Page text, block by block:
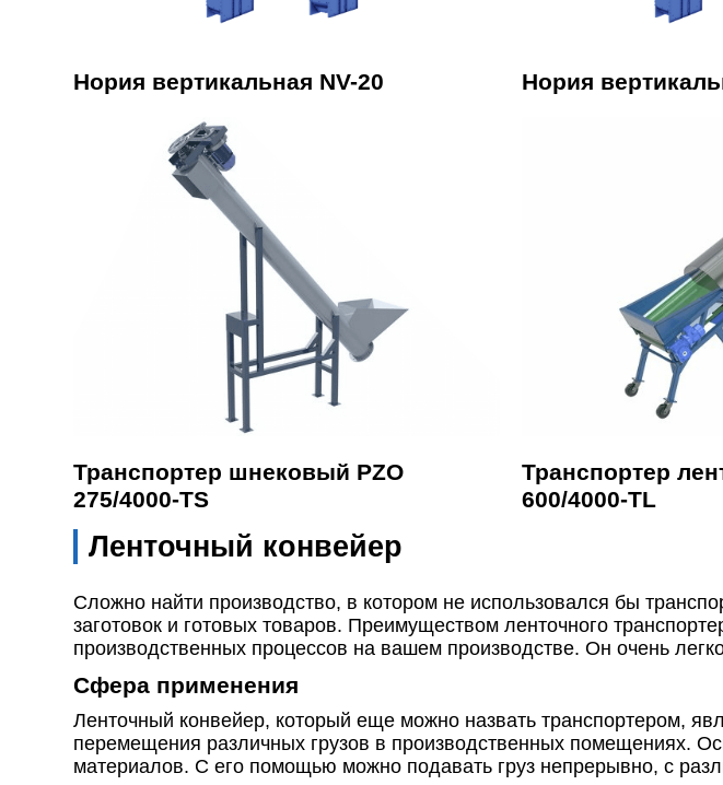
Нория вертикальная NV-20 Нория
Транспортер шнековый PZO
275/4000-TS
Транспортер
600/4000-TL
Ленточный конвейер
Сложно найти производство, в котором не использовался бы
заготовок и готовых товаров. Преимуществом ленточного
производственных процессов на вашем производстве. Он очень
Сфера применения
Ленточный конвейер, который еще можно назвать транспортером,
перемещения различных грузов в производственных помещениях.
материалов. С его помощью можно подавать груз непрерывно, с